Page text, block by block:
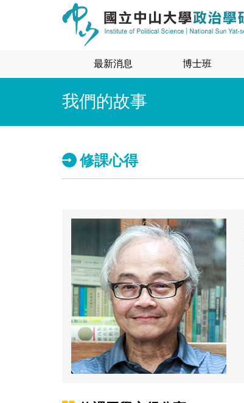
最新消息 博士班
我們的故事
修課心得